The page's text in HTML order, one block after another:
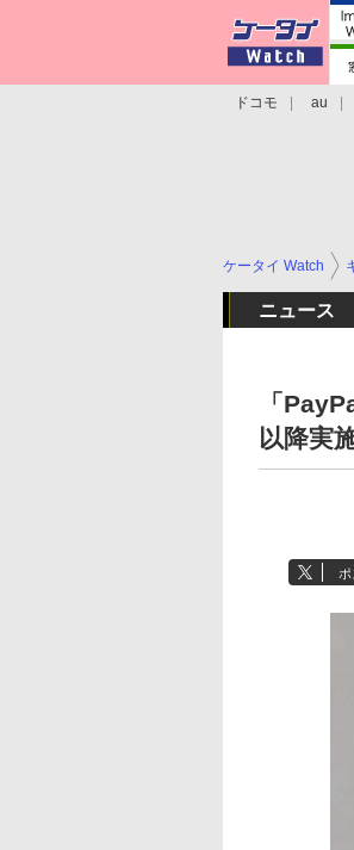
ドコモ au
ケータイ Watch
ニュース
「
以降実
ポ